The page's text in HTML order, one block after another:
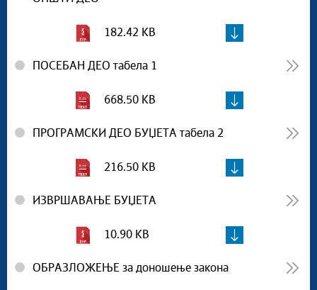
182.42 KB
ПОСЕБАН ДЕО табела 1
668.50 KB
ПРОГРАМСКИ ДЕО БУЏЕТА табела 2
216.50 KB
ИЗВРШАВАЊЕ БУЏЕТА
10.90 KB
ОБРАЗЛОЖЕЊЕ за доношење закона